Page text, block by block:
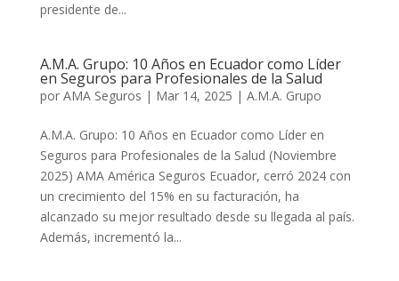
presidente de...
A.M.A. Grupo: 10 Años en Ecuador como Líder
en Seguros para Profesionales de la Salud
por AMA Seguros | Mar 14, 2025 | A.M.A. Grupo
A.M.A. Grupo: 10 Años en Ecuador como Líder en
Seguros para Profesionales de la Salud (Noviembre
2025) AMA América Seguros Ecuador, cerró 2024 con
un crecimiento del 15% en su facturación, ha
alcanzado su mejor resultado desde su llegada al país.
Además, incrementó la...